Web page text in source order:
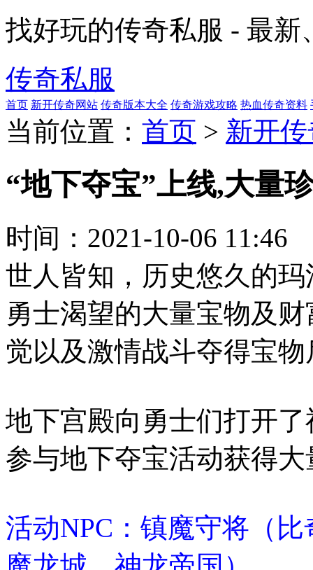
找好玩的传奇私服 - 最
传奇私服
首页 新开传奇网站 传奇版本大全 传奇游戏攻略 热血传奇资料
当前位置： 首页 > 新开
“地下夺宝”上线,大量
时间： 2021-10-06 11:46
世人皆知，历史悠久的
勇士渴望的大量宝物及
觉以及激情战斗夺得宝
地下宫殿向勇士们打开
参与地下夺宝活动获得
活动NPC：镇魔守将（